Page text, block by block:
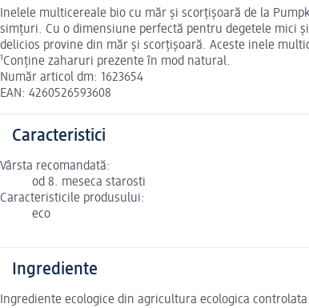
Inelele multicereale bio cu măr și scorțișoară de la
simțuri. Cu o dimensiune perfectă pentru degetele mici
delicios provine din măr și scorțișoară. Aceste inele
¹Conține zaharuri prezente în mod natural.
Număr articol dm: 1623654
EAN: 4260526593608
Caracteristici
Vârsta recomandată:
od 8. meseca starosti
Caracteristicile produsului:
eco
Ingrediente
Ingrediente ecologice din agricultura ecologica